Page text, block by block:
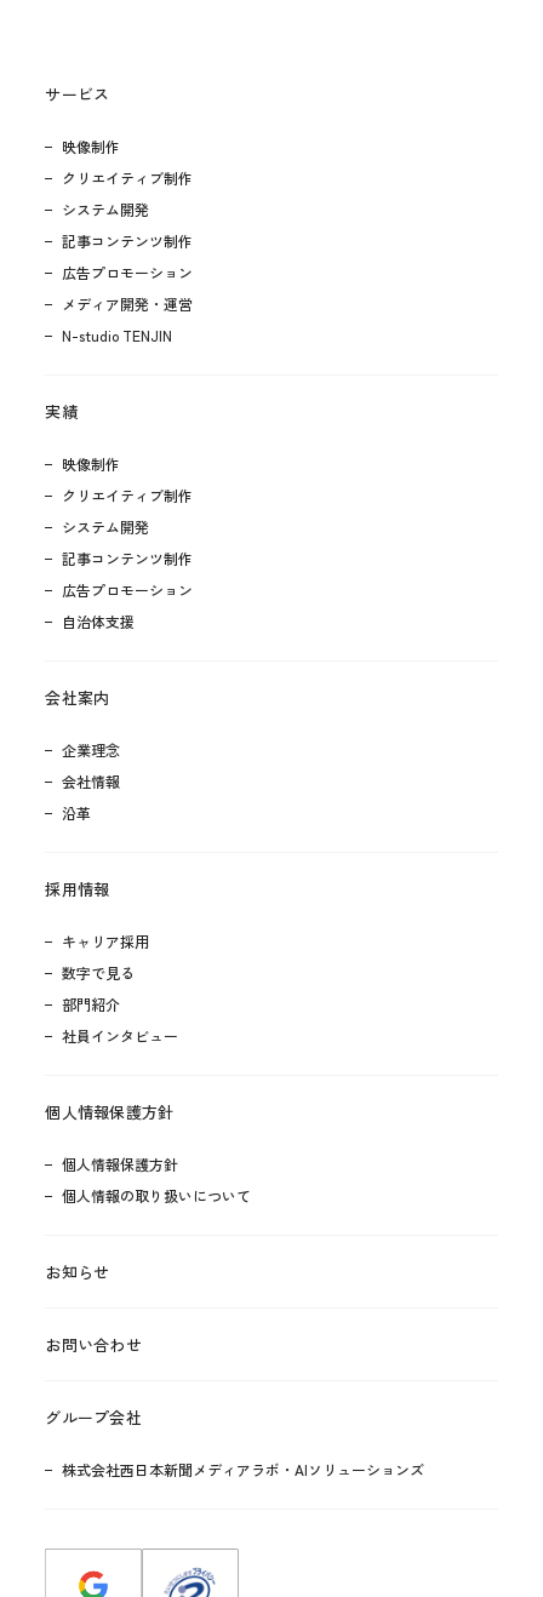
サービス
映像制作
クリエイティブ制作
システム開発
記事コンテンツ制作
広告プロモーション
メディア開発・運営
N-studio TENJIN
実績
映像制作
クリエイティブ制作
システム開発
記事コンテンツ制作
広告プロモーション
自治体支援
会社案内
企業理念
会社情報
沿革
採用情報
キャリア採用
数字で見る
部門紹介
社員インタビュー
個人情報保護方針
個人情報保護方針
個人情報の取り扱いについて
お知らせ
お問い合わせ
グループ会社
株式会社西日本新聞メディアラボ・AIソリューションズ